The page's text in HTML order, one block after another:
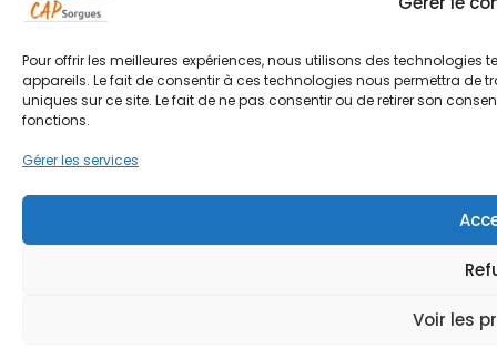
Pour offrir les meilleures expériences, nous utilisons des
appareils. Le fait de consentir à ces technologies nous permettra de
uniques sur ce site. Le fait de ne pas consentir ou de retirer son
fonctions.
Gérer les services
Voir les